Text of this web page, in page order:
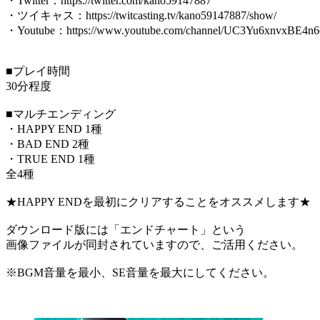
・ツイキャス：https://twitcasting.tv/kano59147887/show/
・Youtube：https://www.youtube.com/channel/
■プレイ時間
30分程度
■マルチエンディング
・HAPPY END 1種
・BAD END 2種
・TRUE END 1種
全4種
★HAPPY ENDを最初にクリアすることをオススメします★
ダウンロード版には「エンドチャート」という
画像ファイルが同封されていますので、ご活用ください。
※BGM音量を最小、SE音量を最大にしてください。